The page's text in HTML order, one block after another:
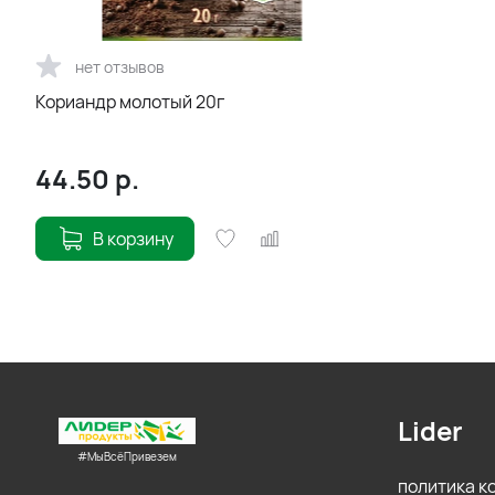
нет отзывов
Кориандр молотый 20г
44.50 р.
В корзину
#МыВсёПривезем
Lider
политика